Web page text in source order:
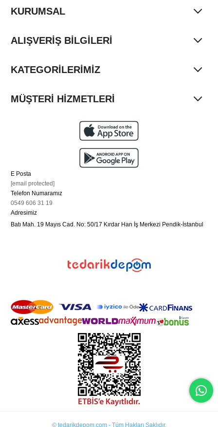
KURUMSAL
ALIŞVERİŞ BİLGİLERİ
KATEGORİLERİMİZ
MÜŞTERİ HİZMETLERİ
E Posta
[email protected]
Telefon Numaramız
0549 606 31 19
Adresimiz
Batı Mah. 19 Mayıs Cad. No: 50/17 Kırdar Han İş Merkezi Pendik-İstanbul
© tedarikdepom.com - Tüm Hakları Saklıdır.